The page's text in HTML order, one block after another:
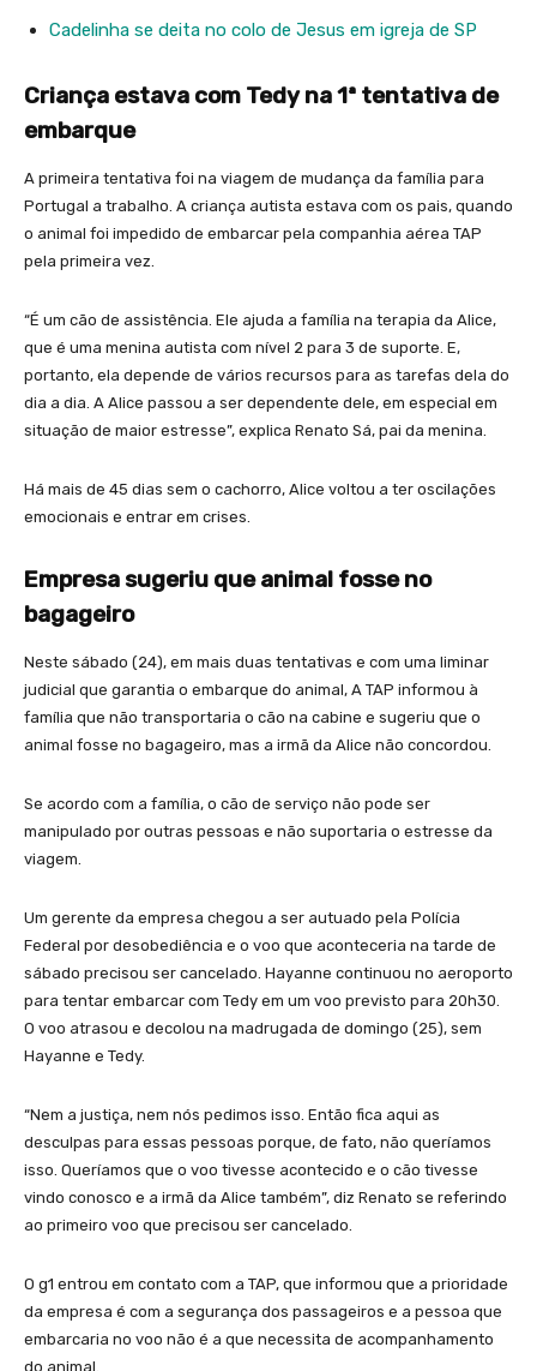
Cadelinha se deita no colo de Jesus em igreja de SP
Criança estava com Tedy na 1ª tentativa de
embarque
A primeira tentativa foi na viagem de mudança da família para
Portugal a trabalho. A criança autista estava com os pais, quando
o animal foi impedido de embarcar pela companhia aérea TAP
pela primeira vez.
“É um cão de assistência. Ele ajuda a família na terapia da Alice,
que é uma menina autista com nível 2 para 3 de suporte. E,
portanto, ela depende de vários recursos para as tarefas dela do
dia a dia. A Alice passou a ser dependente dele, em especial em
situação de maior estresse”, explica Renato Sá, pai da menina.
Há mais de 45 dias sem o cachorro, Alice voltou a ter oscilações
emocionais e entrar em crises.
Empresa sugeriu que animal fosse no
bagageiro
Neste sábado (24), em mais duas tentativas e com uma liminar
judicial que garantia o embarque do animal, A TAP informou à
família que não transportaria o cão na cabine e sugeriu que o
animal fosse no bagageiro, mas a irmã da Alice não concordou.
Se acordo com a família, o cão de serviço não pode ser
manipulado por outras pessoas e não suportaria o estresse da
viagem.
Um gerente da empresa chegou a ser autuado pela Polícia
Federal por desobediência e o voo que aconteceria na tarde de
sábado precisou ser cancelado. Hayanne continuou no aeroporto
para tentar embarcar com Tedy em um voo previsto para 20h30.
O voo atrasou e decolou na madrugada de domingo (25), sem
Hayanne e Tedy.
“Nem a justiça, nem nós pedimos isso. Então fica aqui as
desculpas para essas pessoas porque, de fato, não queríamos
isso. Queríamos que o voo tivesse acontecido e o cão tivesse
vindo conosco e a irmã da Alice também”, diz Renato se referindo
ao primeiro voo que precisou ser cancelado.
O g1 entrou em contato com a TAP, que informou que a prioridade
da empresa é com a segurança dos passageiros e a pessoa que
embarcaria no voo não é a que necessita de acompanhamento
do animal.